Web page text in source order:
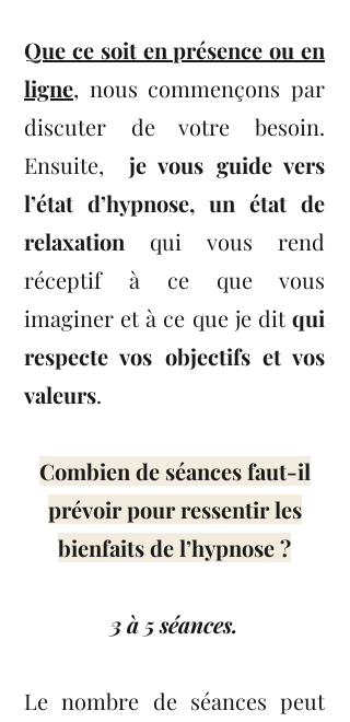
Que ce soit en présence ou en
ligne, nous commençons par
discuter de votre besoin.
Ensuite,
je vous guide vers
l’état d’hypnose, un état de
relaxation qui vous rend
réceptif à ce que vous
imaginer et à ce que je ditqui
respecte vos objectifs et vos
valeurs.
Combien de séances faut-il
prévoir pour ressentir les
bienfaits de l’hypnose ?
3 à 5 séances.
Le nombre de séances peut